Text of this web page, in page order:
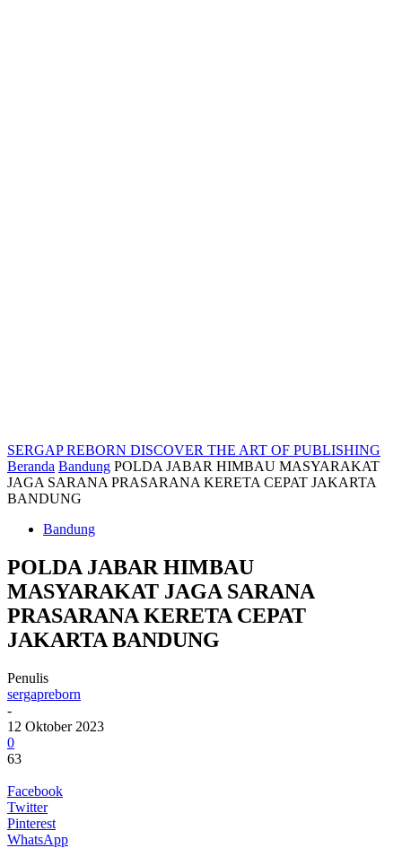
SERGAP REBORN DISCOVER THE ART OF PUBLISHING
Beranda Bandung POLDA JABAR HIMBAU MASYARAKAT
JAGA SARANA PRASARANA KERETA CEPAT JAKARTA
BANDUNG
Bandung
POLDA JABAR HIMBAU
MASYARAKAT JAGA SARANA
PRASARANA KERETA CEPAT
JAKARTA BANDUNG
Penulis
sergapreborn
-
12 Oktober 2023
0
63
Facebook
Twitter
Pinterest
WhatsApp